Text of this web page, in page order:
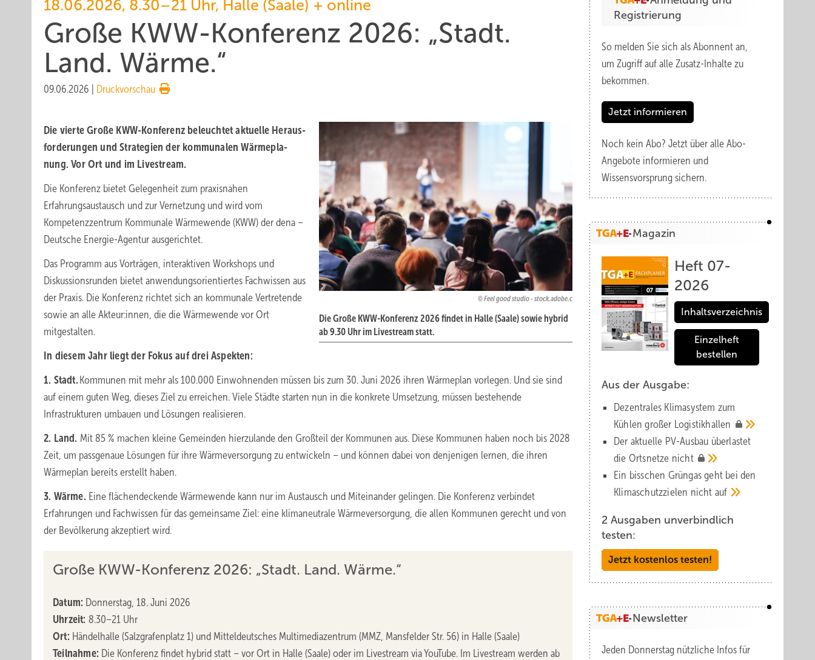
18.06.2026, 8.30–21 Uhr, Halle (Saale) + online
Große KWW-Konferenz 2026: „Stadt.
Land. Wärme.“
09.06.2026 Druckvorschau
Feel good studio - stock.adobe.c
Die Große KWW-Konferenz 2026 findet in Halle (Saale) sowie hybrid
ab 9.30 Uhr im Livestream statt.
Die vierte Große KWW-Konferenz be­leuch­tet aktu­elle Heraus­
for­de­run­gen und Stra­te­gien der kom­mu­na­len Wär­me­pla­
nung. Vor Ort und im Livestream.
Die Konferenz bietet Gelegenheit zum praxisnahen
Erfahrungsaustausch und zur Vernetzung und wird vom
Kompetenzzentrum Kommunale Wärmewende (KWW) der dena –
Deutsche Energie-Agentur ausgerichtet.
Das Programm aus Vorträgen, interaktiven Workshops und
Diskussionsrunden bietet anwendungsorientiertes Fachwissen aus
der Praxis. Die Konferenz richtet sich an kommunale Vertretende
sowie an alle Akteur:innen, die die Wärmewende vor Ort
mitgestalten.
In diesem Jahr liegt der Fokus auf drei Aspekten:
1. Stadt. Kommunen mit mehr als 100.000 Einwohnenden müssen bis zum 30. Juni 2026 ihren Wärmeplan vorlegen. Und sie sind
auf einem guten Weg, dieses Ziel zu erreichen. Viele Städte starten nun in die konkrete Umsetzung, müssen bestehende
Infrastrukturen umbauen und Lösungen realisieren.
2. Land. Mit 85 % machen kleine Gemeinden hierzulande den Großteil der Kommunen aus. Diese Kommunen haben noch bis 2028
Zeit, um passgenaue Lösungen für ihre Wärmeversorgung zu entwickeln – und können dabei von denjenigen lernen, die ihren
Wärmeplan bereits erstellt haben.
3. Wärme. Eine flächendeckende Wärmewende kann nur im Austausch und Miteinander gelingen. Die Konferenz verbindet
Erfahrungen und Fachwissen für das gemeinsame Ziel: eine klimaneutrale Wärmeversorgung, die allen Kommunen gerecht und von
der Bevölkerung akzeptiert wird.
Große KWW-Konferenz 2026: „Stadt. Land. Wärme.“
Datum: Donnerstag, 18. Juni 2026
Uhrzeit: 8.30–21 Uhr
Ort: Händelhalle (Salzgrafenplatz 1) und Mitteldeutsches Multimediazentrum (MMZ, Mansfelder Str. 56) in Halle (Saale)
Teilnahme: Die Konferenz findet hybrid statt – vor Ort in Halle (Saale) oder im Livestream via YouTube. Im Livestream werden ab
Registrierung
So melden Sie sich als Abonnent an,
um Zugriff auf alle Zusatz-Inhalte zu
bekommen.
Jetzt informieren
Noch kein Abo? Jetzt über alle Abo-
Angebote informieren und
Wissensvorsprung sichern.
Magazin
Heft 07-
2026
Inhaltsverzeichnis
Einzelheft
bestellen
Aus der Ausgabe:
Dezentrales Klimasystem zum
Kühlen großer Logistik­hallen
Der aktuelle PV-Ausbau über­lastet
die Orts­netze nicht
Ein bisschen Grüngas geht bei den
Klima­schutz­zielen nicht auf
2 Ausgaben unverbindlich
testen:
Jetzt kostenlos testen!
Newsletter
Jeden Donnerstag nützliche Infos für